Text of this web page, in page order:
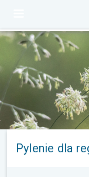
Pylenie dla